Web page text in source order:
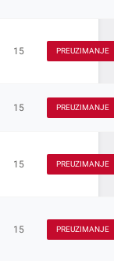
15 PREUZIMANJE
15 PREUZIMANJE
15 PREUZIMANJE
15 PREUZIMANJE